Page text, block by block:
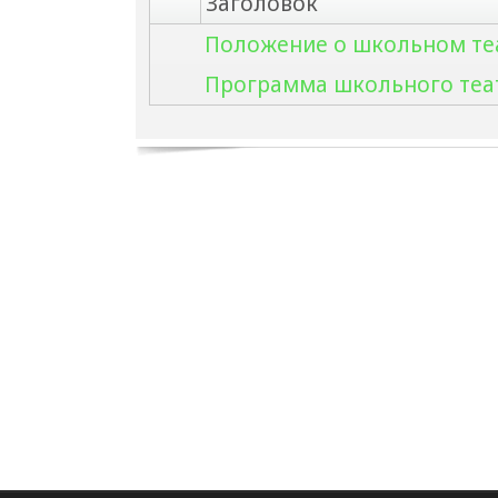
Положение о школьном
Программа школьного